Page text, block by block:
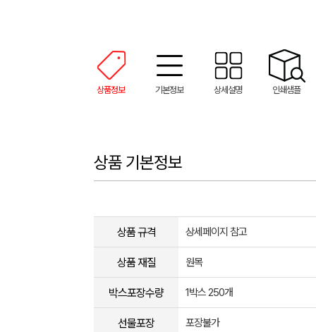
상품정보 기본정보 상세설명 인쇄샘플
상품 기본정보
상품 규격 상세페이지 참고
상품 재질 원목
박스포장수량 1박스 250개
선물포장 포장불가